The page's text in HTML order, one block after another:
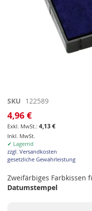
Zum
der
Bildgalerie
springen
SKU 122589
4,96 €
4,13 €
Inkl. MwSt.
✔ Lagernd
zzgl. Versandkosten
gesetzliche Gewährleistung
Zweifärbiges Farbkissen
Datumstempel